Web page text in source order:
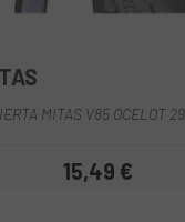
MITAS V85 OCELOT 29
Prezzo
15,49 €